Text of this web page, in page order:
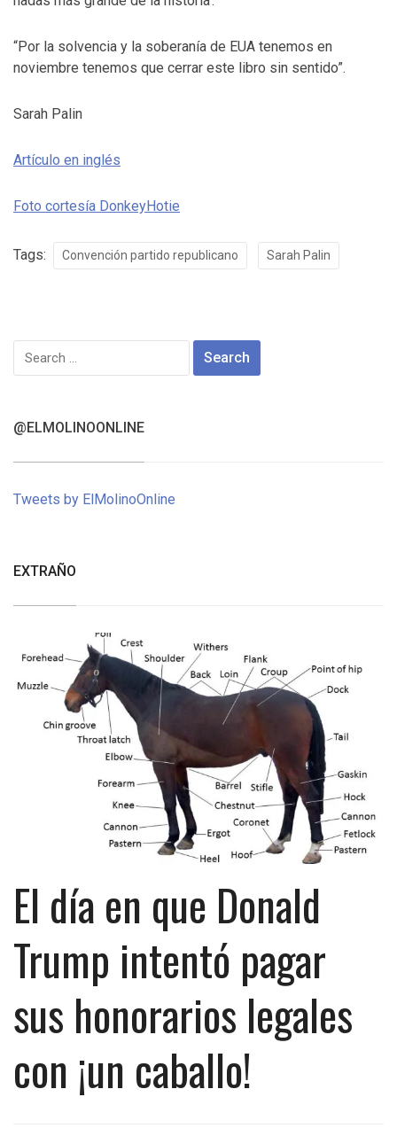
“Por la solvencia y la soberanía de EUA tenemos en
noviembre tenemos que cerrar este libro sin sentido”.
Sarah Palin
Artículo en inglés
Foto cortesía DonkeyHotie
Tags: Convención partido republicano Sarah Palin
Search
for:
@ELMOLINOONLINE
Tweets by ElMolinoOnline
EXTRAÑO
El día en que Donald
Trump intentó pagar
sus honorarios legales
con ¡un caballo!